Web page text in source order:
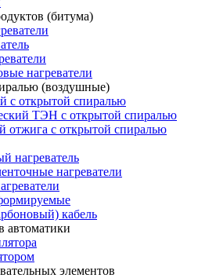
(битума)
нагреватели
(воздушные)
с открытой спиралью
ТЭН с открытой спиралью
отжига с открытой спиралью
нагреватель
нагреватели
кабель
автоматики
элементов